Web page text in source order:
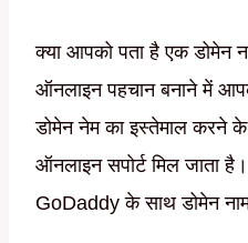
क्या आपको पता है एक डोमेन
ऑनलाइन पहचान बनाने में
डोमेन नेम का इस्तेमाल करने
ऑनलाइन सपोर्ट मिल जाता
GoDaddy के साथ डोमेन